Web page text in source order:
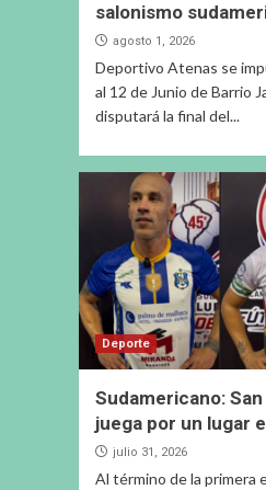
salonismo
agosto 1, 2026
Deportivo Atenas se
al 12 de Junio de Barrio
disputará la final del...
Deporte
Sudamericano:
juega por un lugar
julio 31, 2026
Al término de la primera